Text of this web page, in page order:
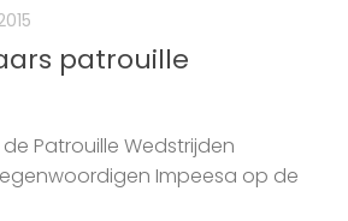
patrouille
Patrouille Wedstrijden
Impeesa op de